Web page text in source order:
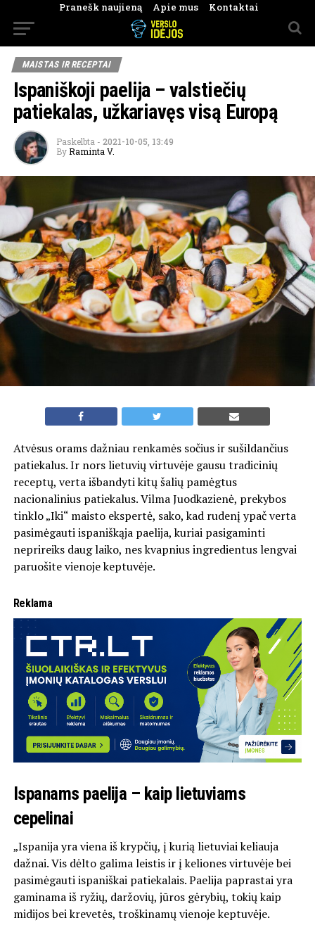
Pranešk naujieną Apie mus Kontaktai
MAISTAS IR RECEPTAI
Ispaniškoji paelija – valstiečių
patiekalas, užkariavęs visą Europą
Paskelbta - 2021-10-05, 13:49
By Raminta V.
Atvėsus orams dažniau renkamės sočius ir sušildančius
patiekalus. Ir nors lietuvių virtuvėje gausu tradicinių
receptų, verta išbandyti kitų šalių pamėgtus
nacionalinius patiekalus. Vilma Juodkazienė, prekybos
tinklo „Iki“ maisto ekspertė, sako, kad rudenį ypač verta
pasimėgauti ispaniškąja paelija, kuriai pasigaminti
neprireiks daug laiko, nes kvapnius ingredientus lengvai
paruošite vienoje keptuvėje.
Reklama
Ispanams paelija – kaip lietuviams
cepelinai
„Ispanija yra viena iš krypčių, į kurią lietuviai keliauja
dažnai. Vis dėlto galima leistis ir į keliones virtuvėje bei
pasimėgauti ispaniškai patiekalais. Paelija paprastai yra
gaminama iš ryžių, daržovių, jūros gėrybių, tokių kaip
midijos bei krevetės, troškinamų vienoje keptuvėje.